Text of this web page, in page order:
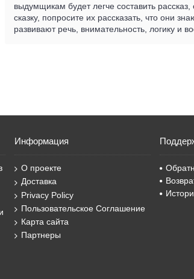
выдумщикам будет легче составить
сказку, попросите их рассказать, что они
развивают речь, внимательность, логику и
Информация
О проекте
Доставка
Privacy Policy
Пользовательское Соглашение
Карта сайта
Партнеры